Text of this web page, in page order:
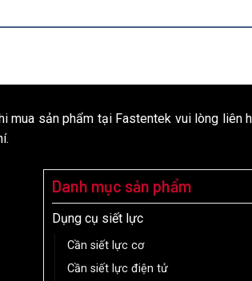
mua sản phẩm tại Fastentek vui lòng liên
Danh mục sản phẩm
Dụng cụ siết lực
Cần siết lực cơ
Cần siết lực điện tử